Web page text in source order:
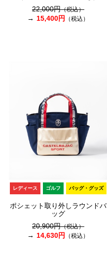
22,000円（税込）
15,400円 （税込）
レディース ゴルフ バッグ・グッズ
ポシェット取り外しラウンドバ
ッグ
20,900円（税込）
14,630円 （税込）